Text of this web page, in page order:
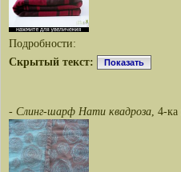
Подробности:
Скрытый текст:
Показать
- Слинг-шарф Нати квадроза , 4-